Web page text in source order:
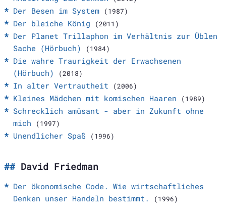
Der Besen im System (1987)
Der bleiche König (2011)
Der Planet Trillaphon im Verhältnis zur Üblen
Sache (Hörbuch)
(1984)
Die wahre Traurigkeit der Erwachsenen
(Hörbuch)
(2018)
In alter Vertrautheit (2006)
Kleines Mädchen mit komischen Haaren (1989)
Schrecklich amüsant - aber in Zukunft ohne
mich
(1997)
Unendlicher Spaß (1996)
David Friedman
Der ökonomische Code. Wie wirtschaftliches
Denken unser Handeln bestimmt.
(1996)